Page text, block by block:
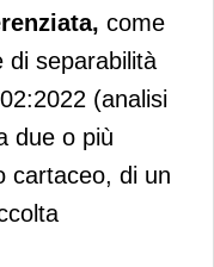
come
di separabilità
(analisi
due o più
cartaceo, di un